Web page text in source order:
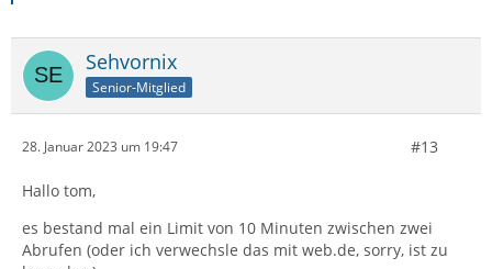
Sehvornix
Senior-Mitglied
28. Januar 2023 um 19:47 #13
Hallo tom,
es bestand mal ein Limit von 10 Minuten zwischen zwei
Abrufen (oder ich verwechsle das mit web.de, sorry, ist zu